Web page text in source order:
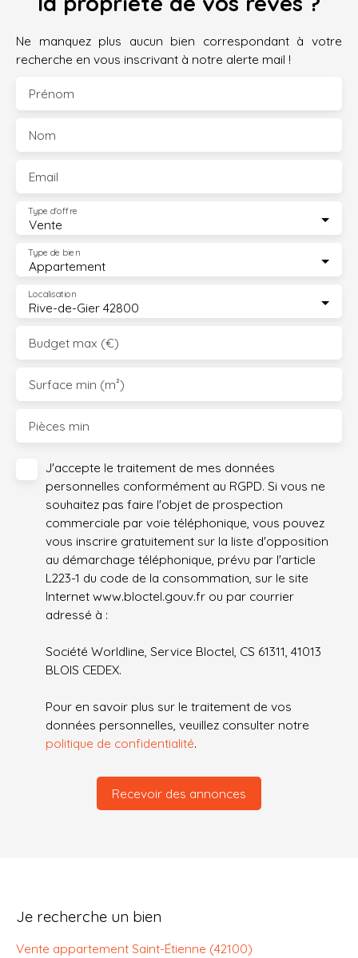
Ne manquez plus aucun bien correspondant à votre
recherche en vous inscrivant à notre alerte mail !
Prénom
Nom
Email
Vente
Type d'offre
Appartement
Type de bien
Rive-de-Gier 42800
Localisation
Budget max (€)
Surface min (m²)
Pièces min
J'accepte le traitement de mes données
personnelles conformément au RGPD. Si vous ne
souhaitez pas faire l'objet de prospection
commerciale par voie téléphonique, vous pouvez
vous inscrire gratuitement sur la liste d'opposition
au démarchage téléphonique, prévu par l'article
L223-1 du code de la consommation, sur le site
Internet www.bloctel.gouv.fr ou par courrier
adressé à :
Société Worldline, Service Bloctel, CS 61311, 41013
BLOIS CEDEX.
Pour en savoir plus sur le traitement de vos
données personnelles, veuillez consulter notre
politique de confidentialité.
Recevoir des annonces
Je recherche un bien
Vente appartement Saint-Étienne (42100)